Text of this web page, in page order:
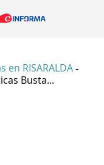
en RISARALDA -
Busta...